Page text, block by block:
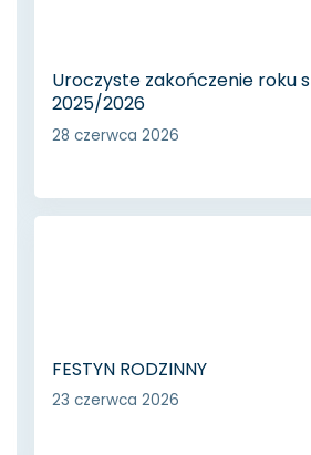
Uroczyste zakończenie roku
2025/2026
28 czerwca 2026
FESTYN RODZINNY
23 czerwca 2026